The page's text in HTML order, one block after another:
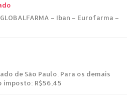
GLOBALFARMA – Iban – Eurofarma –
de São Paulo. Para os demais
imposto: R$56,45